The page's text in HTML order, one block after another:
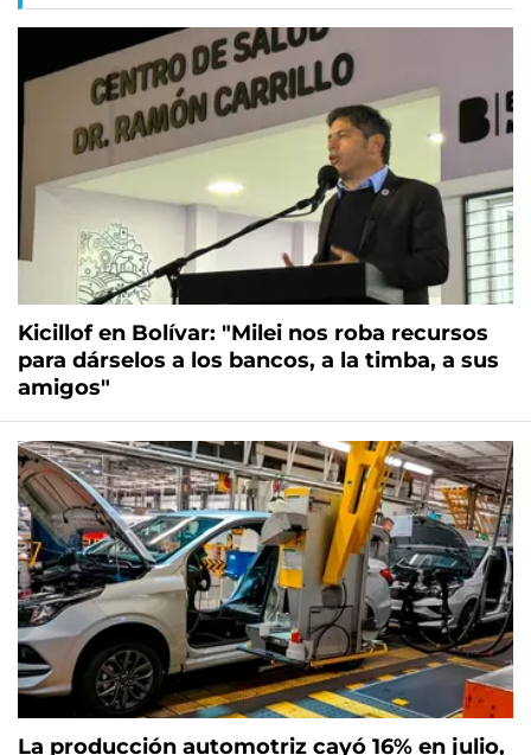
Kicillof en Bolívar: "Milei nos roba recursos
para dárselos a los bancos, a la timba, a sus
amigos"
La producción automotriz cayó 16% en julio,